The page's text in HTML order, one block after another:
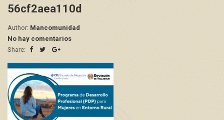
56cf2aea110d
Author: Mancomunidad
No hay comentarios
Share: